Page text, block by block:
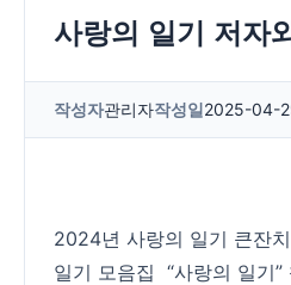
사랑의 일기 저자
작성자관리자작성일2025-04-
2024년 사랑의 일기 큰잔
일기 모음집 “사랑의 일기”